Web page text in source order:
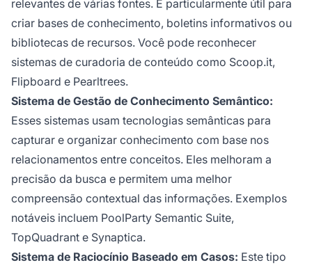
relevantes de várias fontes. É particularmente útil para
criar bases de conhecimento, boletins informativos ou
bibliotecas de recursos. Você pode reconhecer
sistemas de curadoria de conteúdo como Scoop.it,
Flipboard e Pearltrees.
Sistema de Gestão de Conhecimento Semântico:
Esses sistemas usam tecnologias semânticas para
capturar e organizar conhecimento com base nos
relacionamentos entre conceitos. Eles melhoram a
precisão da busca e permitem uma melhor
compreensão contextual das informações. Exemplos
notáveis incluem PoolParty Semantic Suite,
TopQuadrant e Synaptica.
Sistema de Raciocínio Baseado em Casos: Este tipo